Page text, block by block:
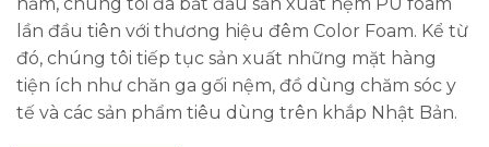
lần đầu tiên với thương hiệu đêm Color Foam. Kể từ
đó, chúng tôi tiếp tục sản xuất những mặt hàng
tiện ích như chăn ga gối nệm, đồ dùng chăm sóc y
tế và các sản phẩm tiêu dùng trên khắp Nhật Bản.